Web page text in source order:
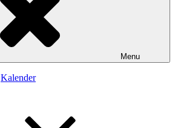
Menu
Kalender